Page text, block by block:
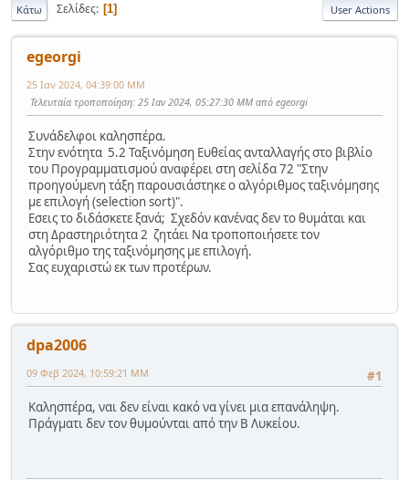
Κάτω Σελίδες 1 User Actions
egeorgi
25 Ιαν 2024, 04:39:00 ΜΜ
Τελευταία τροποποίηση: 25 Ιαν 2024, 05:27:30 ΜΜ από egeorgi
Συνάδελφοι καλησπέρα.
Στην ενότητα 5.2 Ταξινόμηση Ευθείας ανταλλαγής στο βιβλίο
του Προγραμματισμού αναφέρει στη σελίδα 72 "Στην
προηγούμενη τάξη παρουσιάστηκε ο αλγόριθμος ταξινόμησης
με επιλογή (selection sort)".
Εσεις το διδάσκετε ξανά; Σχεδόν κανένας δεν το θυμάται και
στη Δραστηριότητα 2 ζητάει Να τροποποιήσετε τον
αλγόριθμο της ταξινόμησης με επιλογή.
Σας ευχαριστώ εκ των προτέρων.
dpa2006
#1
09 Φεβ 2024, 10:59:21 ΜΜ
Καλησπέρα, ναι δεν είναι κακό να γίνει μια επανάληψη.
Πράγματι δεν τον θυμούνται από την Β Λυκείου.